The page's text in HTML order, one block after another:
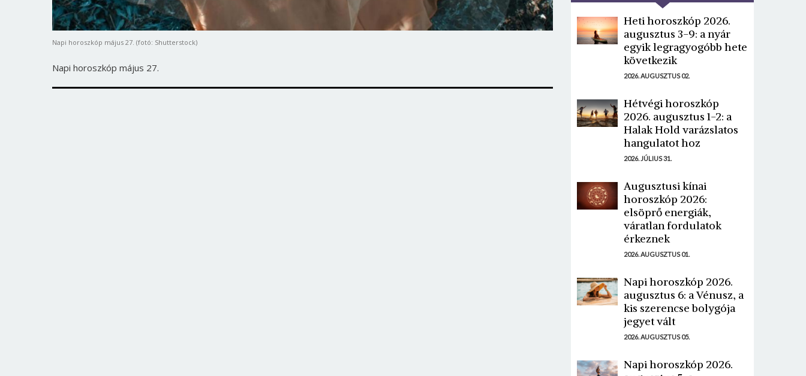
Napi horoszkóp május 27. (fotó: Shutterstock)
Napi horoszkóp május 27.
Heti horoszkóp 2026.
augusztus 3-9: a nyár
egyik legragyogóbb hete
következik
2026. AUGUSZTUS 02.
Hétvégi horoszkóp
2026. augusztus 1-2: a
Halak Hold varázslatos
hangulatot hoz
2026. JÚLIUS 31.
Augusztusi kínai
horoszkóp 2026:
elsöprő energiák,
váratlan fordulatok
érkeznek
2026. AUGUSZTUS 01.
Napi horoszkóp 2026.
augusztus 6: a Vénusz, a
kis szerencse bolygója
jegyet vált
2026. AUGUSZTUS 05.
Napi horoszkóp 2026.